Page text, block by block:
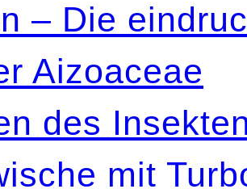
– Die
Aizoaceae
des
mit